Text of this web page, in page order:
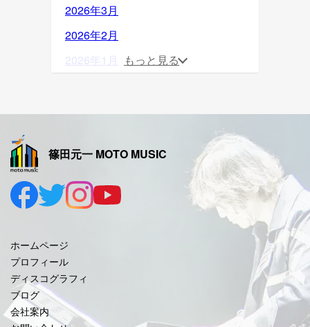
2026年3月
2026年2月
2026年1月
2025年9月
2025年8月
2025年7月
2025年5月
2025年4月
2025年3月
もっと見る
篠田元一 MOTO MUSIC
ホームページ
プロフィール
ディスコグラフィ
ブログ
会社案内